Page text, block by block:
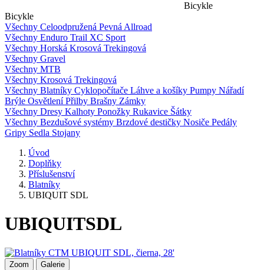
Bicykle
Bicykle
Všechny Celoodpružená Pevná Allroad
Všechny Enduro Trail XC Sport
Všechny Horská Krosová Trekingová
Všechny Gravel
Všechny MTB
Všechny Krosová Trekingová
Všechny Blatníky Cyklopočítače Láhve a košíky Pumpy Nářadí
Brýle OsvětleníPřilby Brašny Zámky
Všechny Dresy Kalhoty Ponožky Rukavice Šátky
Všechny Bezdušové systémy Brzdové destičky Nosiče Pedály
Gripy Sedla Stojany
Úvod
Doplňky
Příslušenství
Blatníky
UBIQUIT SDL
UBIQUITSDL
Zoom Galerie